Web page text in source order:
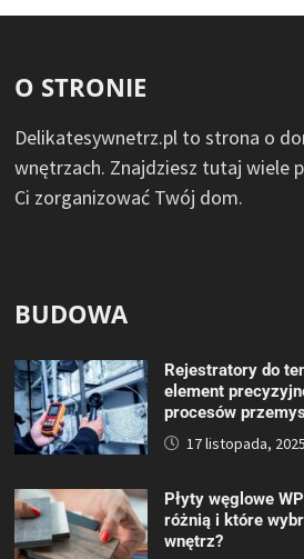
O STRONIE
Delikatesywnetrz.pl to strona o
wnętrzach. Znajdziesz tutaj wiele
Ci zorganizować Twój dom.
BUDOWA
Rejestratory do
element
procesów
17 listopada, 2025
Płyty węglowe
różnią i które
wnętrz?